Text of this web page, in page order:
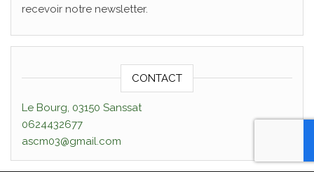
recevoir notre newsletter.
CONTACT
Le Bourg, 03150 Sanssat
0624432677
ascm03@gmail.com